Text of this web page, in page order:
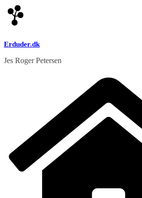
Skip
to
content
Erduder.dk
Jes Roger Petersen